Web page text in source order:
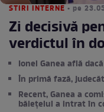
STIRI INTERNE • pe
Zi decisivă
verdictul în
Ionel Ganea află
În primă fază,
Recent, Ganea a
băiețelul a intrat în